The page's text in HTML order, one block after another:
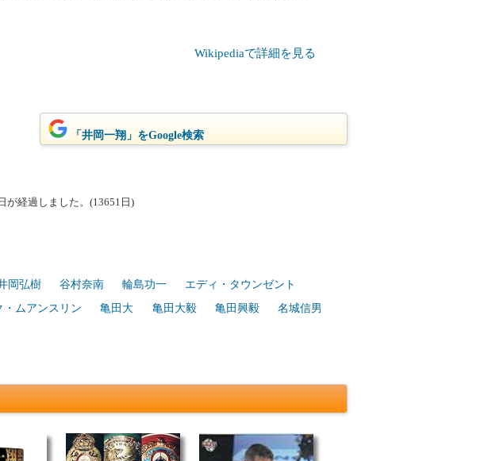
Wikipediaで詳細を見る
「井岡一翔」をGoogle検索
が経過しました。(13651日)
岡弘樹 谷村奈南 輪島功一
エディ・タウンゼント
・ムアンスリン 亀田大 亀田大毅 亀田興毅
名城信男